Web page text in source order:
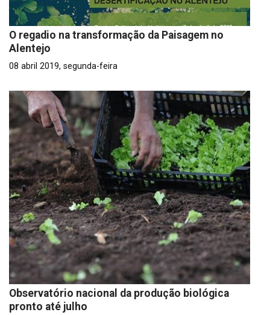
O regadio na transformação da Paisagem no
Alentejo
08 abril 2019, segunda-feira
Observatório nacional da produção biológica
pronto até julho